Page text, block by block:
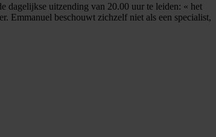
dagelijkse uitzending van 20.00 uur te leiden: « het
Emmanuel beschouwt zichzelf niet als een specialist,